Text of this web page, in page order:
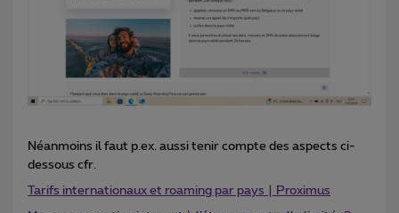
Néanmoins il faut p.ex. aussi tenir compte des aspects ci-
dessous cfr.
Tarifs internationaux et roaming par pays | Proximus